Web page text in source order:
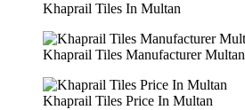
Khaprail Tiles In Multan
Khaprail Tiles Manufacturer Multan
Khaprail Tiles Price In Multan